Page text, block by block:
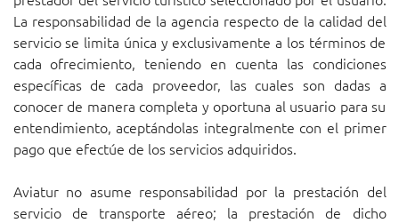
La responsabilidad de la agencia respecto de la calidad del
servicio se limita única y exclusivamente a los términos de
cada ofrecimiento, teniendo en cuenta las condiciones
específicas de cada proveedor, las cuales son dadas a
conocer de manera completa y oportuna al usuario para su
entendimiento, aceptándolas integralmente con el primer
pago que efectúe de los servicios adquiridos.
Aviatur no asume responsabilidad por la prestación del
servicio de transporte aéreo; la prestación de dicho